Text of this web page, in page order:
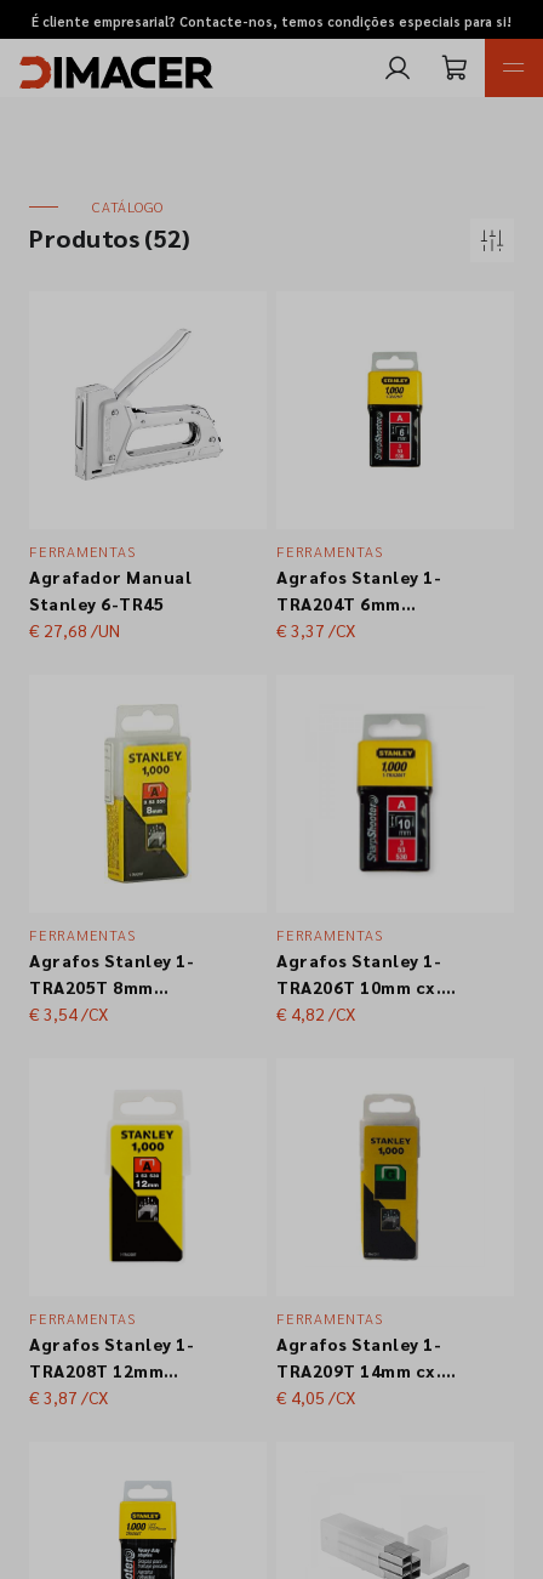
É cliente empresarial? Contacte-nos, temos condições especiais para si!
Pedidos de cotação
Marcas
Empresa
Siga-nos nas redes sociais
CATÁLOGO
Produtos(52)
FERRAMENTAS
Agrafador Manual
Stanley 6-TR45
€ 27,68 /UN
FERRAMENTAS
Agrafos Stanley 1-
TRA204T 6mm
cx.1000un.
€ 3,37 /CX
FERRAMENTAS
Agrafos Stanley 1-
TRA205T 8mm
cx.1000un.
€ 3,54/CX
FERRAMENTAS
Agrafos Stanley 1-
TRA206T 10mm cx.
1000un.
€ 4,82 /CX
FERRAMENTAS
Agrafos Stanley 1-
TRA208T 12mm
cx.1000
€ 3,87 /CX
FERRAMENTAS
Agrafos Stanley 1-
TRA209T 14mm cx.
1000un.
€ 4,05 /CX